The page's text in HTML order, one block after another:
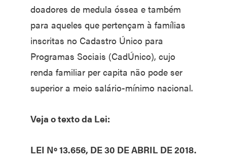
doadores de medula óssea e também
para aqueles que pertençam à famílias
inscritas no Cadastro Único para
Programas Sociais (CadÚnico), cujo
renda familiar per capita não pode ser
superior a meio salário-mínimo nacional.
Veja o texto da Lei:
LEI Nº 13.656, DE 30 DE ABRIL DE 2018.